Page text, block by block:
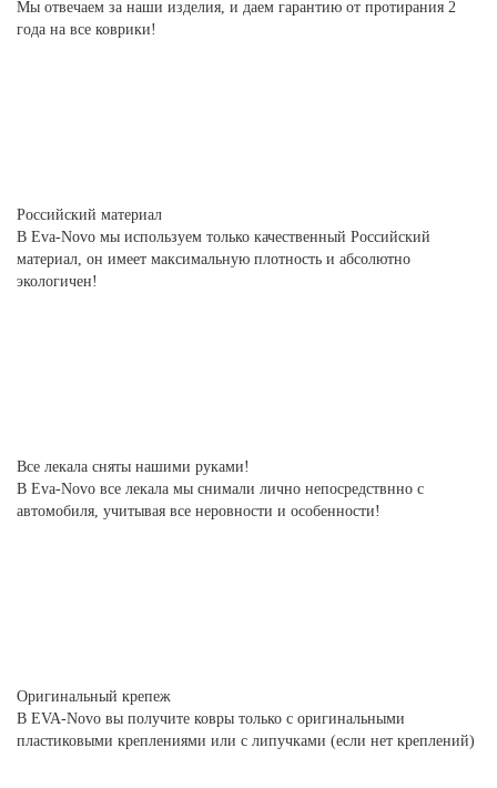
Мы отвечаем за наши изделия, и даем гарантию от протирания 2
года на все коврики!
Российский материал
В Eva-Novo мы используем только качественный Российский
материал, он имеет максимальную плотность и абсолютно
экологичен!
Все лекала сняты нашими руками!
В Eva-Novo все лекала мы снимали лично непосредствнно с
автомобиля, учитывая все неровности и особенности!
Оригинальный крепеж
В EVA-Novo вы получите ковры только с оригинальными
пластиковыми креплениями или с липучками (если нет креплений)